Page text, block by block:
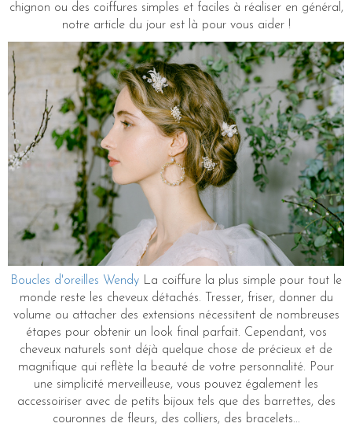
chignon ou des coiffures simples et faciles à réaliser en général,
notre article du jour est là pour vous aider !
Boucles d'oreilles Wendy La coiffure la plus simple pour tout le
monde reste les cheveux détachés. Tresser, friser, donner du
volume ou attacher des extensions nécessitent de nombreuses
étapes pour obtenir un look final parfait. Cependant, vos
cheveux naturels sont déjà quelque chose de précieux et de
magnifique qui reflète la beauté de votre personnalité. Pour
une simplicité merveilleuse, vous pouvez également les
accessoiriser avec de petits bijoux tels que des barrettes, des
couronnes de fleurs, des colliers, des bracelets...